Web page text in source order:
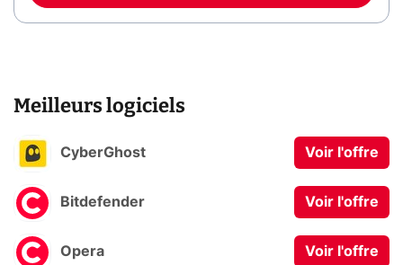
Meilleurs logiciels
CyberGhost Voir l'offre
Bitdefender Voir l'offre
Opera Voir l'offre